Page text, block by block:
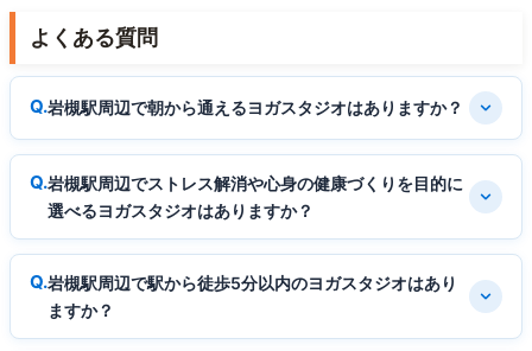
よくある質問
岩槻駅周辺で朝から通えるヨガスタジオはありますか？
岩槻駅周辺でストレス解消や心身の健康づくりを目的に
選べるヨガスタジオはありますか？
岩槻駅周辺で駅から徒歩5分以内のヨガスタジオはあり
ますか？